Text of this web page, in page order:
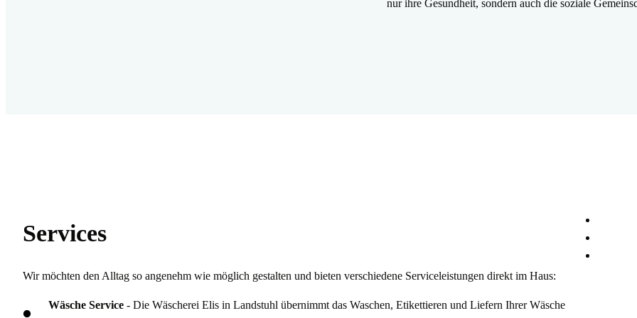
nur ihre Gesundheit, sondern auch die soziale
Services
Wir möchten den Alltag so angenehm wie möglich gestalten und bieten verschiedene Serviceleistungen direkt im Haus:
Wäsche Service - Die Wäscherei Elis in Landstuhl übernimmt das Waschen, Etikettieren und Liefern Ihrer Wäsche